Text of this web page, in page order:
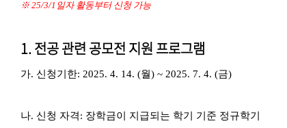
※ 25/3/1일자 활동부터 신청 가능
1. 전공 관련 공모전 지원 프로그램
가. 신청기한: 2025. 4. 14. (월) ~ 2025. 7. 4. (금)
나. 신청 자격: 장학금이 지급되는 학기 기준 정규학기